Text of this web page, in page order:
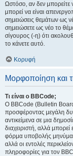
Ωστόσο, αν δεν μπορείτε
μπορεί να είναι
σημειώσεις θεμάτων ως
σημειώσετε ως νέο το
σίγουρος (-η) ότι
το κάνετε αυτό.
Κορυφή
Μορφοποίηση και
Τι είναι ο BBCode;
Ο BBCode (Bulletin Board
προσφέροντας μεγάλη
αντικείμενα σε μια
διαχειριστή, αλλά
φόρμα υποβολής
αλλά οι εντολές
πληροφορίες για τον